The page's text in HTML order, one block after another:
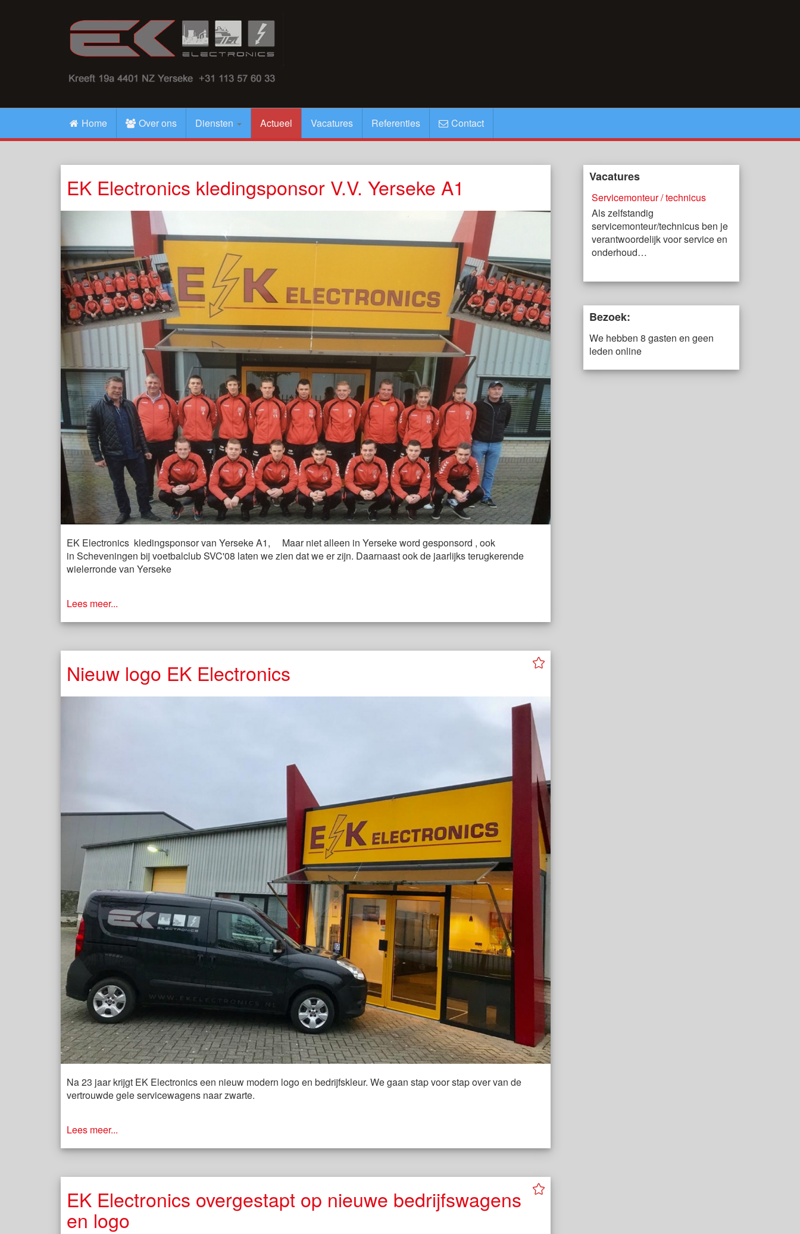
Home Over ons Diensten Actueel Vacatures Referenties Contact
EK Electronics kledingsponsor V.V. Yerseke A1
EK Electronics kledingsponsor van Yerseke A1, Maar niet alleen in Yerseke word gesponsord , ook
in Scheveningen bij voetbalclub SVC'08 laten we zien dat we er zijn. Daarnaast ook de jaarlijks terugkerende
wielerronde van Yerseke
Lees meer...
Nieuw logo EK Electronics
Na 23 jaar krijgt EK Electronics een nieuw modern logo en bedrijfskleur. We gaan stap voor stap over van de
vertrouwde gele servicewagens naar zwarte.
Lees meer...
EK Electronics overgestapt op nieuwe bedrijfswagens
en logo
Vacatures
Servicemonteur / technicus
Als zelfstandig
servicemonteur/technicus ben je
verantwoordelijk voor service en
onderhoud…
Bezoek:
We hebben 8 gasten en geen
leden online